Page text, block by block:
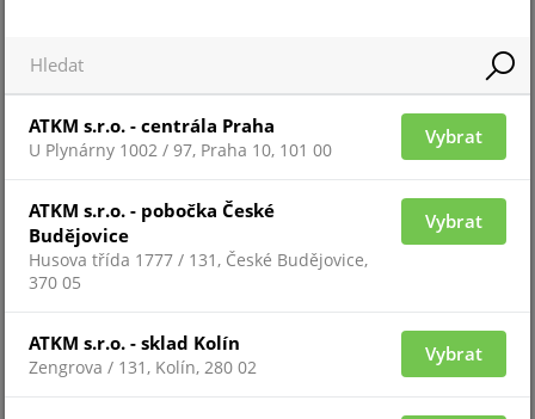
Pro zobrazení informací je nutné být přihlášený
FIREPROTECT PLUS-B
ATKM s.r.o. - centrála Praha
U Plynárny 1002 / 97, Praha 10, 101 00
Vybrat
ATKM s.r.o. - pobočka České
Budějovice
Husova třída 1777 / 131, České Budějovice,
370 05
Vybrat
ATKM s.r.o. - sklad Kolín
Zengrova / 131, Kolín, 280 02
Vybrat